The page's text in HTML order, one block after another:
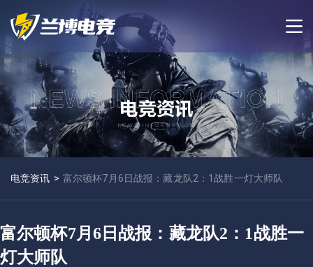
电竞资讯 > 富尔顿杯7月6日战报：藏龙队2：1战胜一灯大师队
富尔顿杯7月6日战报：藏龙队2：1战胜一
灯大师队